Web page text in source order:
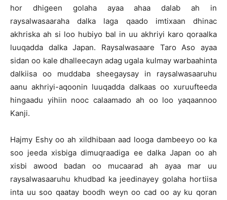
hor dhigeen golaha ayaa ahaa dalab ah in
raysalwasaaraha dalka laga qaado imtixaan dhinac
akhriska ah si loo hubiyo bal in uu akhriyi karo qoraalka
luuqadda dalka Japan. Raysalwasaare Taro Aso ayaa
sidan oo kale dhalleecayn adag ugala kulmay warbaahinta
dalkiisa oo muddaba sheegaysay in raysalwasaaruhu
aanu akhriyi-aqoonin luuqadda dalkaas oo xuruufteeda
hingaadu yihiin nooc calaamado ah oo loo yaqaannoo
Kanji.
Hajmy Eshy oo ah xildhibaan aad looga dambeeyo oo ka
soo jeeda xisbiga dimuqraadiga ee dalka Japan oo ah
xisbi awood badan oo mucaarad ah ayaa mar uu
raysalwasaaruhu khudbad ka jeedinayey golaha hortiisa
inta uu soo qaatay boodh weyn oo cad oo ay ku qoran